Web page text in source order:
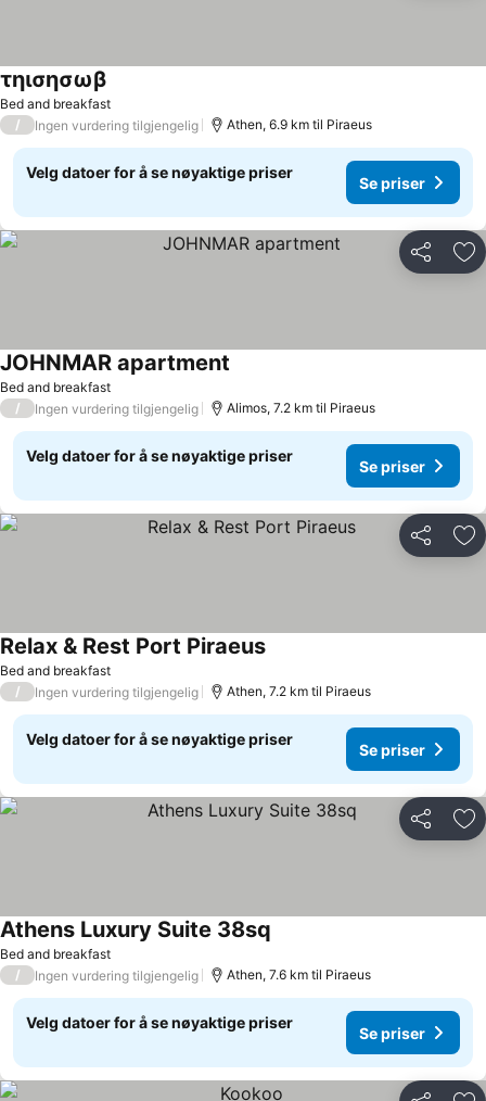
Bed and breakfast
τηισησωβ
/ Ingen vurdering tilgjengelig Athen, 6.9 km til Piraeus
Velg datoer for å se nøyaktige priser
Se priser
Del
Bed and breakfast
JOHNMAR apartment
/ Ingen vurdering tilgjengelig Alimos, 7.2 km til Piraeus
Velg datoer for å se nøyaktige priser
Se priser
Del
Bed and breakfast
Relax & Rest Port Piraeus
/ Ingen vurdering tilgjengelig Athen, 7.2 km til Piraeus
Velg datoer for å se nøyaktige priser
Se priser
Del
Bed and breakfast
Athens Luxury Suite 38sq
/ Ingen vurdering tilgjengelig Athen, 7.6 km til Piraeus
Velg datoer for å se nøyaktige priser
Se priser